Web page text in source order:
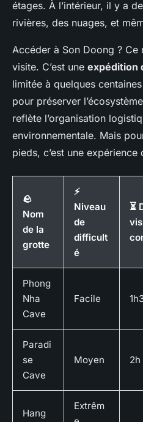
étages. À l’intérieur, il y a
rivières, des nuages, et
Accéder à Son Doong ? Ce
visite. C’est une expédition
limitée à quelques
pour préserver
reflète l’organisation
environnementale. Mais
pieds, c’est une
🪨
Nom
de la
grotte
⚡
Niveau
de
difficult
é
⏳
Phong
Nha
Cave
Facile
Paradi
se
Cave
Moyen 2h
Hang
Extrêm